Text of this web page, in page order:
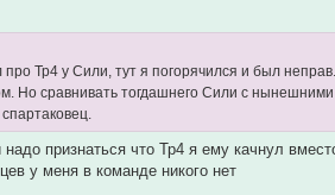
про Тр4 у Сили, тут я погорячился и был
Но сравнивать тогдашнего Сили с
признаться что Тр4 я ему качнул
у меня в команде никого нет